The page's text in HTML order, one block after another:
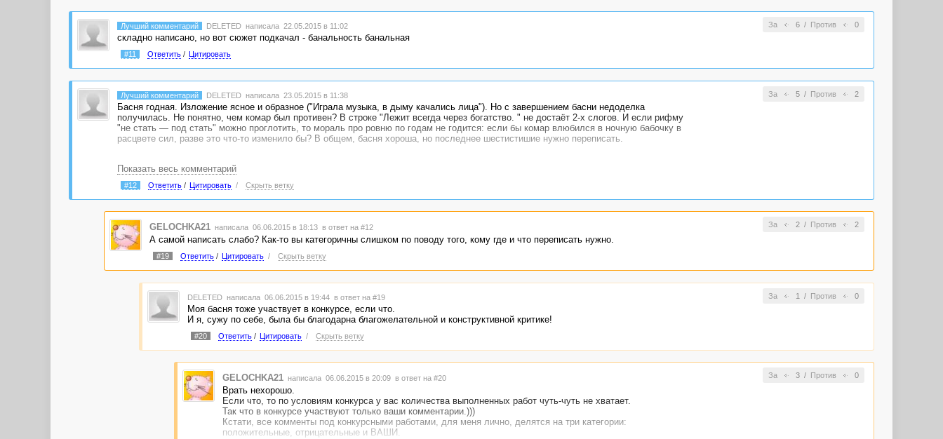
За 6/ Против 0
Лучший комментарий DELETED написала 22.05.2015 в 11:02
складно написано, но вот сюжет подкачал - банальность банальная
#11 Ответить/ Цитировать
За 5/ Против 2
Лучший комментарий DELETED написала 23.05.2015 в 11:38
Басня годная. Изложение ясное и образное ("Играла музыка, в дыму качались лица"). Но с завершением басни недоделка
получилась. Не понятно, чем комар был противен? В строке "Лежит всегда через богатство. " не достаёт 2-х слогов. И если рифму
"не стать — под стать" можно проглотить, то мораль про ровню по годам не годится: если бы комар влюбился в ночную бабочку в
расцвете сил, разве это что-то изменило бы? В общем, басня хороша, но последнее шестистишие нужно переписать.
Показать весь комментарий
#12 Ответить/ Цитировать / Скрыть ветку
За 2/ Против 2
GELOCHKA21 написала 06.06.2015 в 18:13 в ответ на #12
А самой написать слабо? Как-то вы категоричны слишком по поводу того, кому где и что переписать нужно.
#19 Ответить/ Цитировать / Скрыть ветку
За 1 / Против 0
DELETED написала 06.06.2015 в 19:44 в ответ на #19
Моя басня тоже участвует в конкурсе, если что.
И я, сужу по себе, была бы благодарна благожелательной и конструктивной критике!
#20 Ответить/ Цитировать / Скрыть ветку
За 3/ Против 0
GELOCHKA21 написала 06.06.2015 в 20:09 в ответ на #20
Врать нехорошо.
Если что, то по условиям конкурса у вас количества выполненных работ чуть-чуть не хватает.
Так что в конкурсе участвуют только ваши комментарии.)))
Кстати, все комменты под конкурсными работами, для меня лично, делятся на три категории:
положительные, отрицательные и ВАШИ.